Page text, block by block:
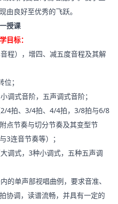
由良好至优秀的飞跃。
授课
标：
），增四、减五度音程及其解
；
式音阶，五声调式音阶；
拍、3/4拍、4/4拍，3/8拍与6/8
点节奏与切分节奏及其变型节
3连音节奏等）；
式，3种小调式，五种五声调
单声部视唱曲例，要求音准、
协调，读谱流畅，并具有一定的